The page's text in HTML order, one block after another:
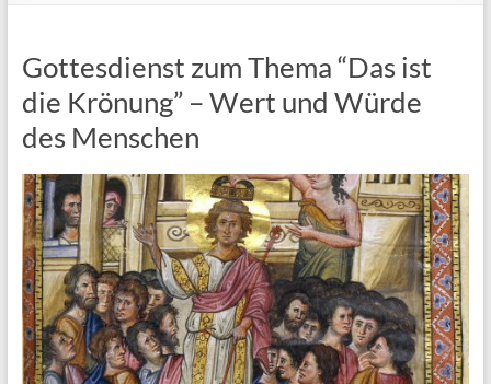
Gottesdienst zum Thema “Das ist
die Krönung” – Wert und Würde
des Menschen